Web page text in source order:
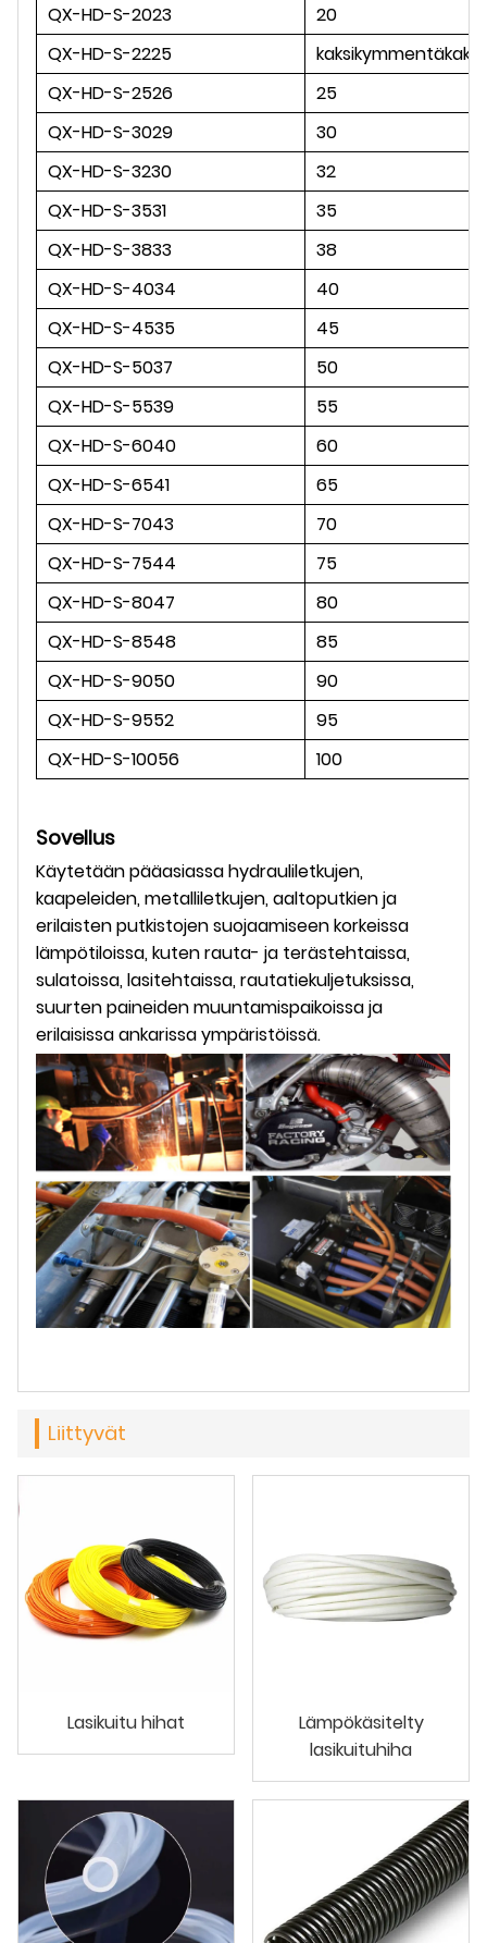
QX-HD-S-2023
20
QX-HD-S-2225
kaksikymmentäkaksi
QX-HD-S-2526
25
QX-HD-S-3029
30
QX-HD-S-3230
32
QX-HD-S-3531
35
QX-HD-S-3833
38
QX-HD-S-4034
40
QX-HD-S-4535
45
QX-HD-S-5037
50
QX-HD-S-5539
55
QX-HD-S-6040
60
QX-HD-S-6541
65
QX-HD-S-7043
70
QX-HD-S-7544
75
QX-HD-S-8047
80
QX-HD-S-8548
85
QX-HD-S-9050
90
QX-HD-S-9552
95
QX-HD-S-10056
100
Sovellus
Käytetään pääasiassa hydrauliletkujen,
kaapeleiden, metalliletkujen, aaltoputkien ja
erilaisten putkistojen suojaamiseen korkeissa
lämpötiloissa, kuten rauta- ja terästehtaissa,
sulatoissa, lasitehtaissa, rautatiekuljetuksissa,
suurten paineiden muuntamispaikoissa ja
erilaisissa ankarissa ympäristöissä.
Liittyvät
Lasikuitu hihat
Lämpökäsitelty
lasikuituhiha